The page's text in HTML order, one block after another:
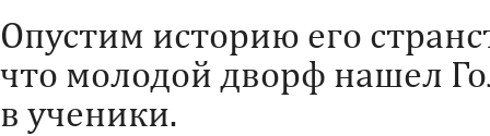
Опустим историю его
что молодой дворф нашел
в ученики.